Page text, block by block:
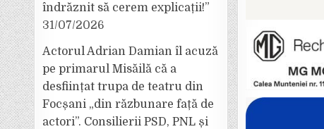
îndrăznit să cerem explicații!”
31/07/2026
Actorul Adrian Damian îl acuză
pe primarul Misăilă că a
desființat trupa de teatru din
Focșani „din răzbunare față de
actori”. Consilierii PSD, PNL și